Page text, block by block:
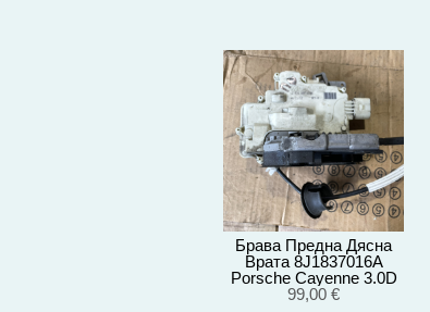
Брава Предна Дясна
Врата 8J1837016A
Porsche Cayenne 3.0D
92A/EG22/2012
99,00 €